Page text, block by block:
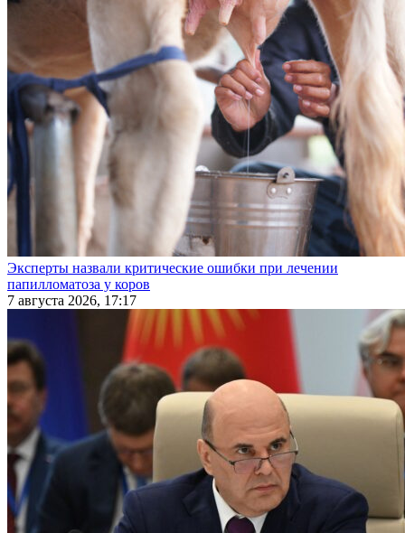
Эксперты назвали критические ошибки при лечении
папилломатоза у коров
7 августа 2026, 17:17